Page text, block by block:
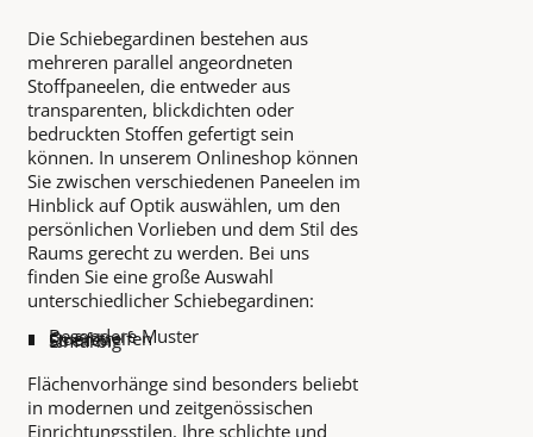
Die Schiebegardinen bestehen aus
mehreren parallel angeordneten
Stoffpaneelen, die entweder aus
transparenten, blickdichten oder
bedruckten Stoffen gefertigt sein
können. In unserem Onlineshop können
Sie zwischen verschiedenen Paneelen im
Hinblick auf Optik auswählen, um den
persönlichen Vorlieben und dem Stil des
Raums gerecht zu werden. Bei uns
finden Sie eine große Auswahl
unterschiedlicher Schiebegardinen:
Einfarbig
Streifen
Querstreifen
Besondere Muster
Flächenvorhänge sind besonders beliebt
in modernen und zeitgenössischen
Einrichtungsstilen. Ihre schlichte und